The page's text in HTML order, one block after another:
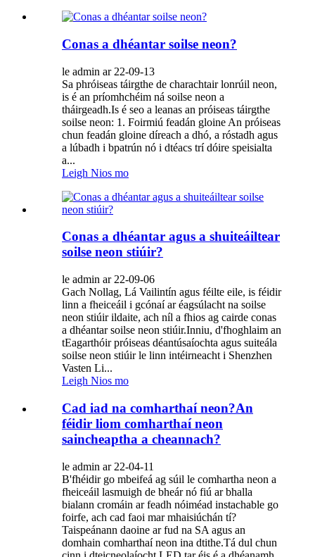
Conas a dhéantar soilse neon?
le admin ar 22-09-13
Sa phróiseas táirgthe de charachtair lonrúil neon,
is é an príomhchéim ná soilse neon a
tháirgeadh.Is é seo a leanas an próiseas táirgthe
soilse neon: 1. Foirmiú feadán gloine An próiseas
chun feadán gloine díreach a dhó, a róstadh agus
a lúbadh i bpatrún nó i dtéacs trí dóire speisialta
a...
Leigh Nios mo
Conas a dhéantar agus a shuiteáiltear
soilse neon stiúir?
le admin ar 22-09-06
Gach Nollag, Lá Vailintín agus féilte eile, is féidir
linn a fheiceáil i gcónaí ar éagsúlacht na soilse
neon stiúir ildaite, ach níl a fhios ag cairde conas
a dhéantar soilse neon stiúir.Inniu, d'fhoghlaim an
tEagarthóir próiseas déantúsaíochta agus suiteála
soilse neon stiúir le linn intéirneacht i Shenzhen
Vasten Li...
Leigh Nios mo
Cad iad na comharthaí neon?An
féidir liom comharthaí neon
saincheaptha a cheannach?
le admin ar 22-04-11
B'fhéidir go mbeifeá ag súil le comhartha neon a
fheiceáil lasmuigh de bheár nó fiú ar bhalla
bialann cromáin ar feadh nóiméad instachable go
foirfe, ach cad faoi mar mhaisiúchán tí?
Taispeánann daoine ar fud na SA agus an
domhain comharthaí neon ina dtithe.Tá dul chun